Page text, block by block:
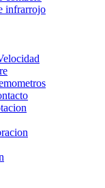
infrarrojo